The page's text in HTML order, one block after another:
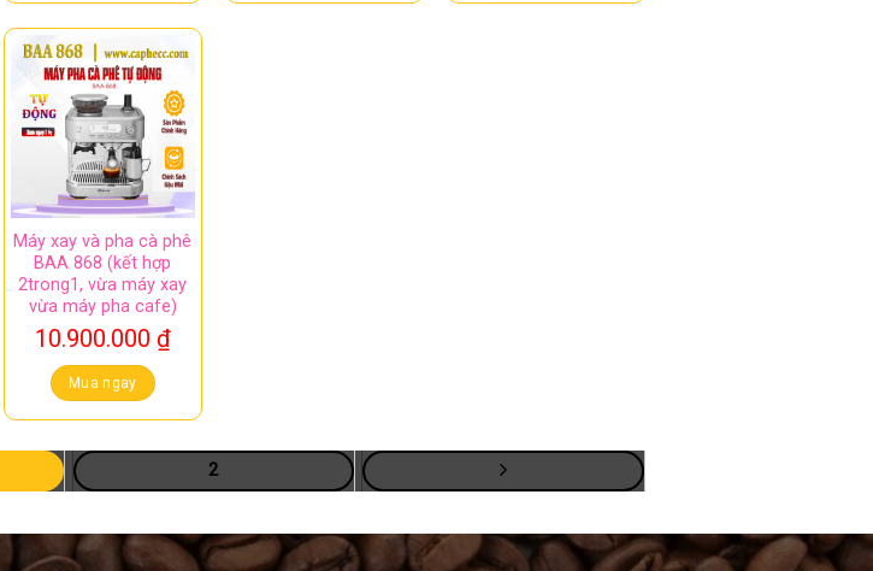
Máy xay và pha cà phê
BAA 868 (kết hợp
2trong1, vừa máy xay
vừa máy pha cafe)
10.900.000 ₫
Mua ngay
2